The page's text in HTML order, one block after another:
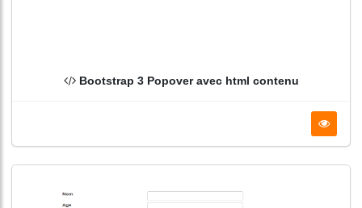
Bootstrap 3 Popover avec html contenu